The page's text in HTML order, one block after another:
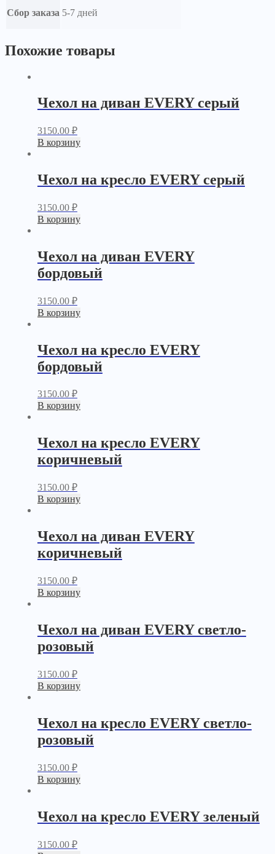
Сбор заказа 5-7 дней
Похожие товары
Чехол на диван EVERY серый
3150.00 ₽
В корзину
Чехол на кресло EVERY серый
3150.00 ₽
В корзину
Чехол на диван EVERY
бордовый
3150.00 ₽
В корзину
Чехол на кресло EVERY
бордовый
3150.00 ₽
В корзину
Чехол на кресло EVERY
коричневый
3150.00 ₽
В корзину
Чехол на диван EVERY
коричневый
3150.00 ₽
В корзину
Чехол на диван EVERY светло-
розовый
3150.00 ₽
В корзину
Чехол на кресло EVERY светло-
розовый
3150.00 ₽
В корзину
Чехол на кресло EVERY зеленый
3150.00 ₽